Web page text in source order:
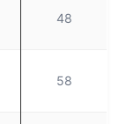
48
58